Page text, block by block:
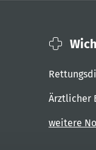
Ärztlicher
weitere